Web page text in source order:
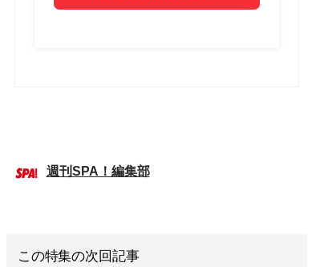
週刊SPA！編集部
この特集の次回記事